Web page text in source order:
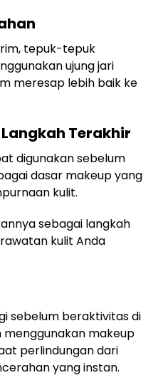
tepuk-tepuk
ujung jari
meresap lebih baik ke
Terakhir
digunakan sebelum
dasar makeup yang
kulit.
sebagai langkah
kulit Anda
sebelum beraktivitas di
makeup
perlindungan dari
yang instan.